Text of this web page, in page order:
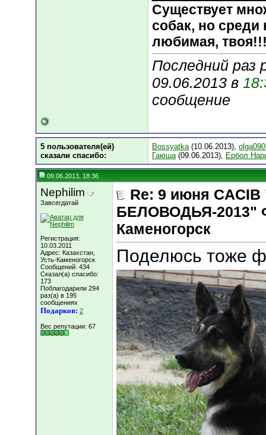
Существует
собак, но среди
любимая,
Последний раз
09.06.2013 в
сообщение
5 пользователя(ей)
сказали cпасибо:
Bossyatka(10.06.2013),
Гаюша(09.06.2013), Ербол
09.06.2013, 18:36
Nephilim
Завсегдатай
Регистрация:
10.03.2011
Адрес: Казахстан,
Усть-Каменогорск
Сообщений: 434
Сказал(а) спасибо:
173
Поблагодарили 294
раз(а) в 195
сообщениях
Подарков: 2
Вес репутации: 67
Re: 9 июня
БЕЛОВОДЬЯ-2013"
Каменогорск
Поделюсь тоже